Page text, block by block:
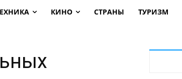
КИНО СТРАНЫ ТУРИЗМ